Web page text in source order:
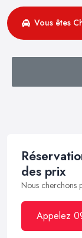
Vous êtes
des prix
Nous cherchons
Appelez